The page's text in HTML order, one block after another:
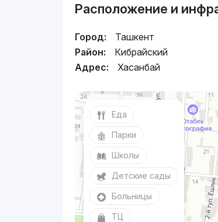
Расположение и
Город:
Ташкент
Район:
Кибрайский
Адрес:
Хасанбай
Еда
Парки
Школы
Детские сады
Больницы
ТЦ